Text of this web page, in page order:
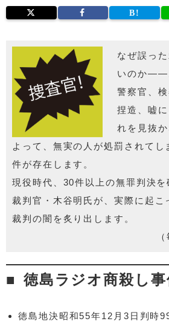
なぜ誤っ
いのか――
警察官、
捏造、嘘
れを見抜
よって、無実の人が処罰されてし
件が存在します。
現役時代、30件以上の無罪判決
裁判官・木谷明氏が、実際に起こ
裁判の闇を炙り出します。
徳島ラジオ商殺し事
徳島地決昭和55年12月3日判時